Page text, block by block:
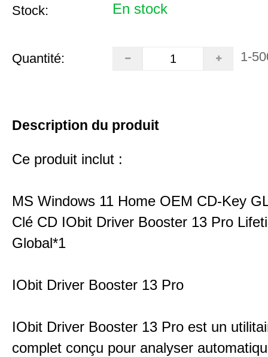
Stock: En stock
Quantité: 1-
Description du produit
Ce produit inclut :
MS Windows 11 Home OEM CD-Key
Clé CD IObit Driver Booster 13 Pro
Global*1
IObit Driver Booster 13 Pro
IObit Driver Booster 13 Pro est un
complet conçu pour analyser